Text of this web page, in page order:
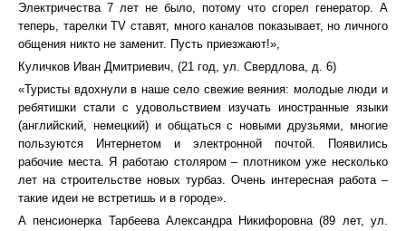
Электричества 7 лет не было, потому что сгорел генератор. А
теперь, тарелки TV ставят, много каналов показывает, но личного
общения никто не заменит. Пусть приезжают!»,
Куличков Иван Дмитриевич, (21 год, ул. Свердлова, д. 6)
«Туристы вдохнули в наше село свежие веяния: молодые люди и
ребятишки стали с удовольствием изучать иностранные языки
(английский, немецкий) и общаться с новыми друзьями, многие
пользуются Интернетом и электронной почтой. Появились
рабочие места. Я работаю столяром – плотником уже несколько
лет на строительстве новых турбаз. Очень интересная работа –
такие идеи не встретишь и в городе».
А пенсионерка Тарбеева Александра Никифоровна (89 лет, ул.